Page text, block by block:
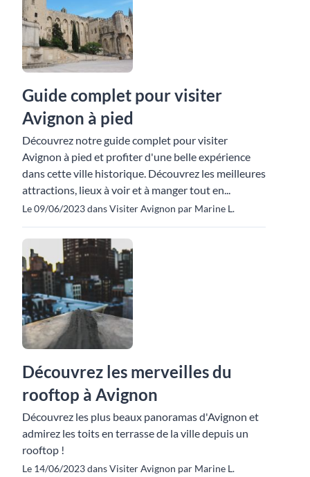
Guide complet pour visiter
Avignon à pied
Découvrez notre guide complet pour visiter
Avignon à pied et profiter d'une belle expérience
dans cette ville historique. Découvrez les meilleures
attractions, lieux à voir et à manger tout en...
Le 09/06/2023 dans Visiter Avignon par Marine L.
Découvrez les merveilles du
rooftop à Avignon
Découvrez les plus beaux panoramas d'Avignon et
admirez les toits en terrasse de la ville depuis un
rooftop !
Le 14/06/2023 dans Visiter Avignon par Marine L.